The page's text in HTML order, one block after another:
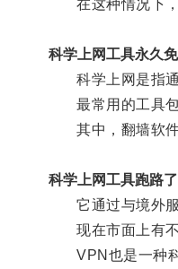
在这种情况下，
科学上网工具永久
科学上网是指通
最常用的工具包
其中，翻墙软件
科学上网工具跑路了
它通过与境外服
现在市面上有不
VPN也是一种科